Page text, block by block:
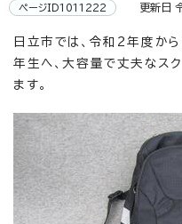
ページID1011222 更新日
日立市では、令和2年度か
年生へ、大容量で丈夫なス
ます。